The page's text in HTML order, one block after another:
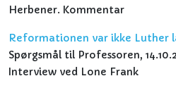
Herbener. Kommentar
Reformationen var ikke Luther
Spørgsmål til Professoren,
Interview ved Lone Frank